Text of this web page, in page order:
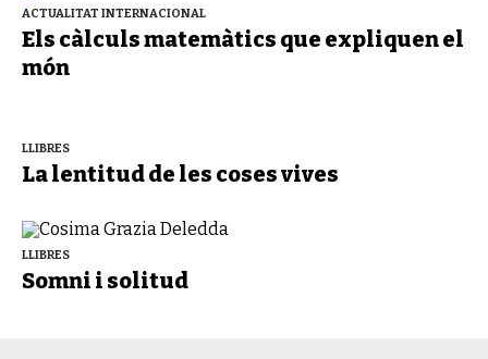
ACTUALITAT INTERNACIONAL
Els càlculs matemàtics que expliquen el
món
LLIBRES
La lentitud de les coses vives
LLIBRES
Somni i solitud